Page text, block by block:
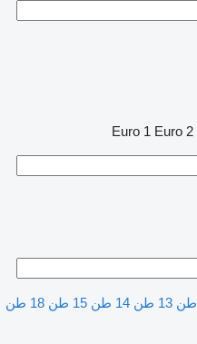
Euro 1 Euro 2
13 طن 14 طن 15 طن
18 طن